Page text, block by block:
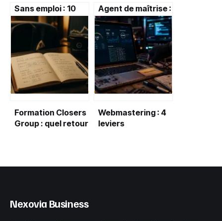
Sans emploi : 10
aides financières
et 1 200 € pour
votre permis de
conduire
Agent de maîtrise :
3 mois d’essai et
heures
supplémentaires
payées, le
compromis idéal ?
Formation Closers
Group : quel retour
500 € ?
Webmastering : 4
leviers
sécurité de votre
Nexovia Business